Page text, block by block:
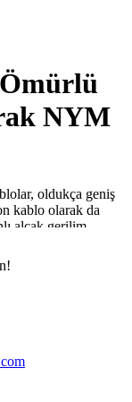
Ömürlü
NYM
oldukça geniş
kablo olarak da
alçak gerilim
sıklık tercih
gibi ciddi risklerin
tercih edilebilir. İç
şekilde kullanılan
özellikleri ile fark
bu sağlam kablo
uygundur. Sıvı ve